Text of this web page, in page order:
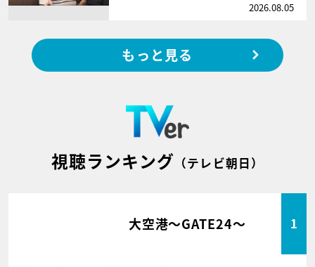
2026.08.05
もっと見る
視聴ランキング （テレビ朝日）
大空港～GATE24～ 1